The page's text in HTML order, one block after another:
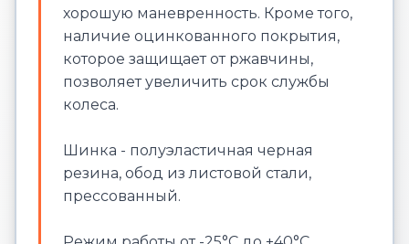
хорошую маневренность. Кроме того,
наличие оцинкованного покрытия,
которое защищает от ржавчины,
позволяет увеличить срок службы
колеса.
Шинка - полуэластичная черная
резина, обод из листовой стали,
прессованный.